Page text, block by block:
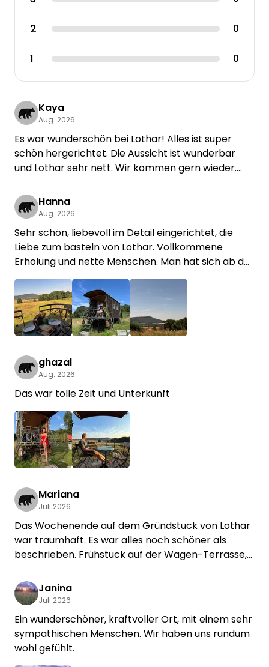
2 0
1 0
Kaya
Aug. 2026
Es war wunderschön bei Lothar! Alles ist super
schön hergerichtet. Die Aussicht ist wunderbar
und Lothar sehr nett. Wir kommen gern wieder.
Hanna
Aug. 2026
Sehr schön, liebevoll im Detail eingerichtet, die
Liebe zum basteln von Lothar. Vollkommene
Erholung und nette Menschen. Man hat sich ab der
ersten Sekunde sehr wohl gefühlt und konnte die
Natur genießen. Gerne kommen wir wieder. :D
ghazal
Aug. 2026
Das war tolle Zeit und Unterkunft
Mariana
Juli 2026
Das Wochenende auf dem Gründstuck von Lothar
war traumhaft. Es war alles noch schöner als
beschrieben. Frühstuck auf der Wagen-Terrasse,
begrüßen waren meine persönliche Highlights!
Wir kommen sicherlich wieder!
Janina
Juli 2026
Ein wunderschöner, kraftvoller Ort, mit einem sehr
sympathischen Menschen. Wir haben uns rundum
wohl gefühlt.